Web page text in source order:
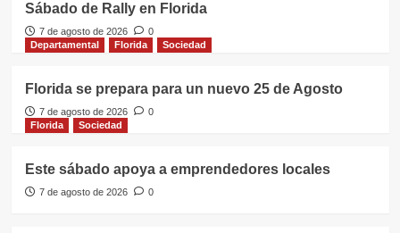
Sábado de Rally en Florida
7 de agosto de 2026
0
Departamental
Florida Sociedad
Florida se prepara para un nuevo 25 de Agosto
7 de agosto de 2026
0
Florida
Sociedad
Este sábado apoya a emprendedores locales
7 de agosto de 2026 0